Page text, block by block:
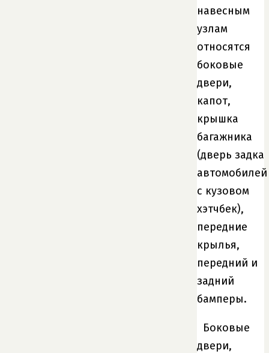
навесным
узлам
относятся
боковые
двери,
капот,
крышка
багажника
(дверь задка
автомобилей
с кузовом
хэтчбек),
передние
крылья,
передний и
задний
бамперы.
Боковые
двери,